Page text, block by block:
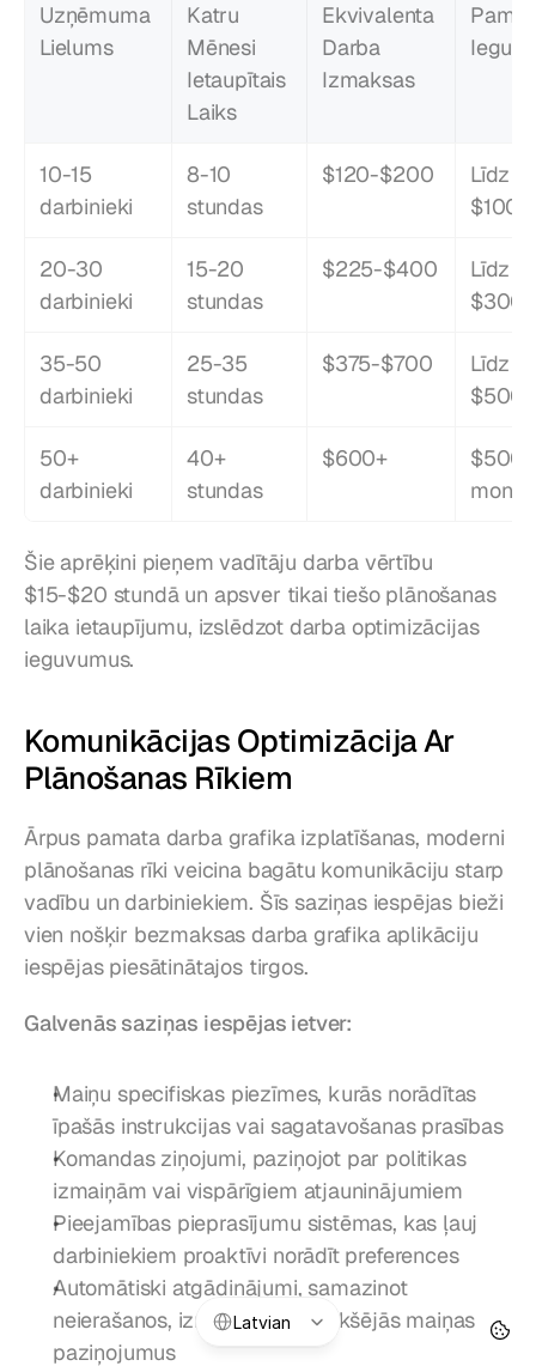
Uzņēmuma
Lielums
Katru
Mēnesi
Ietaupītais
Laiks
Ekvivalenta
Darba
Izmaksas
10-15
darbinieki
8-10
stundas
$120-$200
Līdz
$100/
20-30
darbinieki
15-20
stundas
$225-$400
Līdz
$300/
35-50
darbinieki
25-35
stundas
$375-$700
Līdz
$500/
50+
darbinieki
40+
stundas
$600+
month
Šie aprēķini pieņem vadītāju darba vērtību
$15-$20 stundā un apsver tikai tiešo plānošanas
laika ietaupījumu, izslēdzot darba optimizācijas
ieguvumus.
Komunikācijas Optimizācija Ar
Plānošanas Rīkiem
Ārpus pamata darba grafika izplatīšanas, moderni
plānošanas rīki veicina bagātu komunikāciju starp
vadību un darbiniekiem. Šīs saziņas iespējas bieži
vien nošķir bezmaksas darba grafika aplikāciju
iespējas piesātinātajos tirgos.
Galvenās saziņas iespējas ietver:
Maiņu specifiskas piezīmes, kurās norādītas
īpašās instrukcijas vai sagatavošanas prasības
Komandas ziņojumi, paziņojot par politikas
izmaiņām vai vispārīgiem atjauninājumiem
Pieejamības pieprasījumu sistēmas, kas ļauj
darbiniekiem proaktīvi norādīt preferences
Automātiski atgādinājumi, samazinot
neierašanos, izmantojot iepriekšējās maiņas
paziņojumus
Select Language
Latvian